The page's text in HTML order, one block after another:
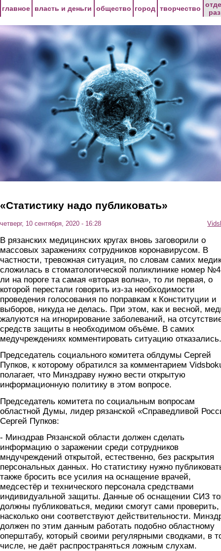
главное власть и деньги общество город творчество
«Статистику надо публиковать»
четверг, 10 сентября, 2020 - 16:28
В рязанских медицинских кругах вновь заговорили о
массовых заражениях сотрудников коронавирусом. В
частности, тревожная ситуация, по словам самих
сложилась в стоматологической поликлинике номер
ли на пороге та самая «вторая волна», то ли первая, о
которой перестали говорить из-за необходимости
проведения голосования по поправкам к Конституции и
выборов, никуда не делась. При этом, как и весной,
жалуются на игнорирование заболеваний, на
средств защиты в необходимом объёме. В самих
медучреждениях комментировать ситуацию отказались.
Председатель социального комитета облдумы Сергей
Пупков, к которому обратился за комментарием
полагает, что Минздраву нужно вести открытую
информационную политику в этом вопросе.
Председатель комитета по социальным вопросам
областной Думы, лидер рязанской «Справедливой
Сергей Пупков:
- Минздрав Рязанской области должен сделать
информацию о заражении среди сотрудников
мндучреждений открытой, естественно, без раскрытия
персональных данных. Но статистику нужно
также бросить все усилия на оснащение врачей,
медсестёр и технического персонала средствами
индивидуальной защиты. Данные об оснащении СИЗ
должны публиковаться, медики смогут сами проверить,
насколько они соответствуют действительности.
должен по этим данным работать подобно областному
оперштабу, который своими регулярными сводками, в
числе, не даёт распространяться ложным слухам.